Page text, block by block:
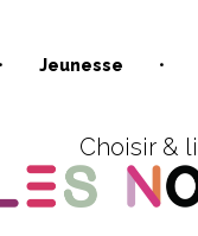
Jeunesse
Choisir &